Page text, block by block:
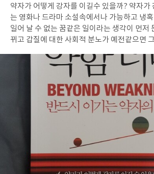
우연한 사고일까 범죄일까 거짓일까... P.263 이 소설은 처음과 끝
이,왼쪽과 오른쪽이,위와 아래가,과거와 현재
그라미 안에 뒤섞여 있다. 그럼에도 삶은 계속되고 결국 돌고 돌아
원위치에 있게 된다는 메세지와 함께 다양하
검은 모자를 쓴 여자는 결말에 대한 허무함 아
의 방향과 의미를 표현하는 다양성에 큰 중점
일
약자가 어떻게 강자를 이길수 있을까? 약자가 강자를 이기는 경우
는 영화나 드라마 소설속에서나 가능하고 냉
일어 날 수 없는 꿈같은 일이라는 생각이 먼저 든다. 물론 세상이 바
뀌고 갑질에 대한 사회적 분노가 예전같으면
되면서 약자라고 을이라고 무조건 당하고 참
에서 조금씩 벗어나며 분명 속도는 느리지만
는 올바른 방향으로 나아가고 있을 것이다. 하지만 여전히 매일 뉴스
에서 나오는 사회 곳곳에서 일어나는 어이없
이 답답할때가 많은데 과거에 비해서는 나아
자는 영원히 약자로 살수밖에 없는지에 대한
은 개개인이 슬기롭게 대처하고 싸울수 있는
그러기 위해서는 단순히 멘탈을 강하게 하는
전략과 전술이다. 계란으로 바위치기로 끝나는 것이 아닌 약자가 강